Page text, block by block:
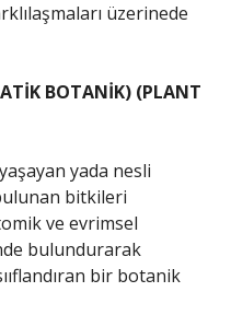
üzerinede
BOTANİK) (PLANT
yada nesli
bitkileri
ve evrimsel
bulundurarak
bir botanik